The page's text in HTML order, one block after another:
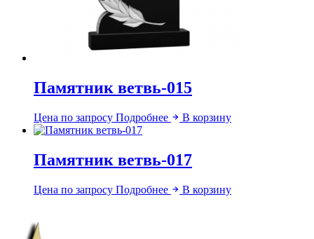
Памятник ветвь-015
Цена по запросу Подробнее В корзину
Памятник ветвь-017
Цена по запросу Подробнее В корзину